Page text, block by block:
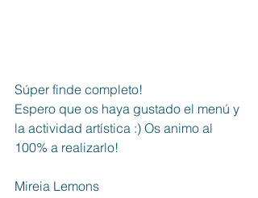
Súper finde completo!
Espero que os haya gustado el menú y
la actividad artística :) Os animo al
100% a realizarlo!
Mireia Lemons